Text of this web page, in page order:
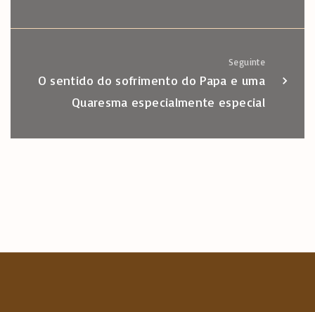
Seguinte
O sentido do sofrimento do Papa e uma
Quaresma especialmente especial